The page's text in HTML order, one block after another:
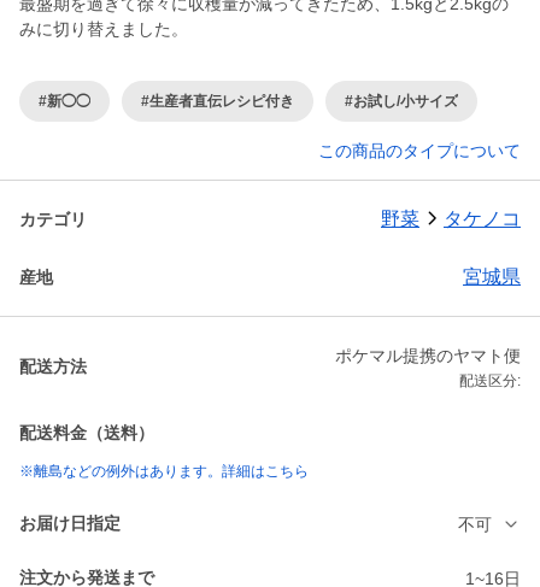
みに切り替えました。
#新◯◯ #生産者直伝レシピ付き #お試し/小サイズ
この商品のタイプについて
カテゴリ 野菜 タケノコ
産地 宮城県
配送方法
ポケマル提携のヤマト便
配送区分:
配送料金（送料）
※離島などの例外はあります。詳細はこちら
お届け日指定 不可
注文から発送まで 1~16日